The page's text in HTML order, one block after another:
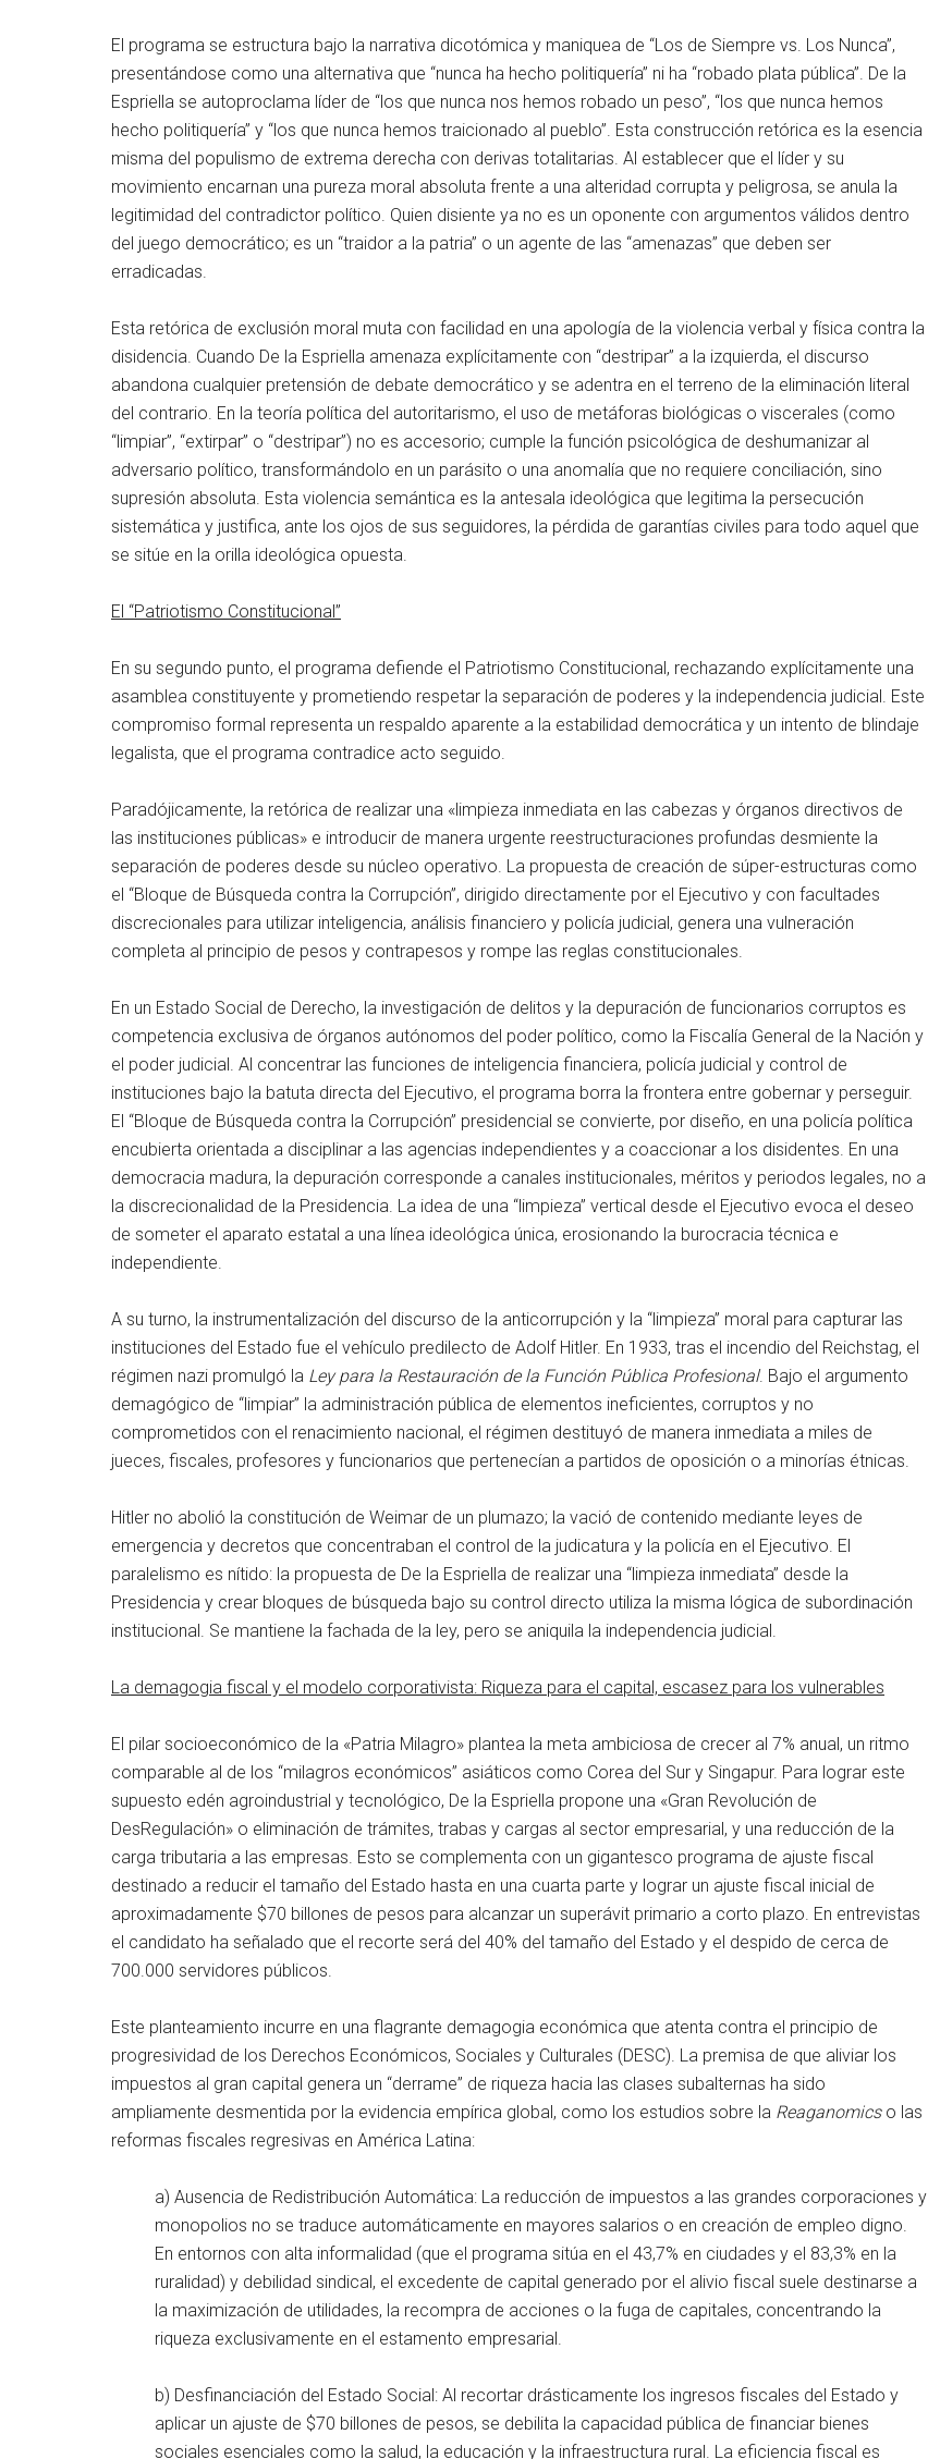
El programa se estructura bajo la narrativa dicotómica y maniquea de “Los de Siempre vs. Los Nunca”,
presentándose como una alternativa que “nunca ha hecho politiquería” ni ha “robado plata pública”. De la
Espriella se autoproclama líder de “los que nunca nos hemos robado un peso”, “los que nunca hemos
hecho politiquería” y “los que nunca hemos traicionado al pueblo”. Esta construcción retórica es la esencia
misma del populismo de extrema derecha con derivas totalitarias. Al establecer que el líder y su
movimiento encarnan una pureza moral absoluta frente a una alteridad corrupta y peligrosa, se anula la
legitimidad del contradictor político. Quien disiente ya no es un oponente con argumentos válidos dentro
del juego democrático; es un “traidor a la patria” o un agente de las “amenazas” que deben ser
erradicadas.
Esta retórica de exclusión moral muta con facilidad en una apología de la violencia verbal y física contra la
disidencia. Cuando De la Espriella amenaza explícitamente con “destripar” a la izquierda, el discurso
abandona cualquier pretensión de debate democrático y se adentra en el terreno de la eliminación literal
del contrario. En la teoría política del autoritarismo, el uso de metáforas biológicas o viscerales (como
“limpiar”, “extirpar” o “destripar”) no es accesorio; cumple la función psicológica de deshumanizar al
adversario político, transformándolo en un parásito o una anomalía que no requiere conciliación, sino
supresión absoluta. Esta violencia semántica es la antesala ideológica que legitima la persecución
sistemática y justifica, ante los ojos de sus seguidores, la pérdida de garantías civiles para todo aquel que
se sitúe en la orilla ideológica opuesta.
El “Patriotismo Constitucional”
En su segundo punto, el programa defiende el Patriotismo Constitucional, rechazando explícitamente una
asamblea constituyente y prometiendo respetar la separación de poderes y la independencia judicial. Este
compromiso formal representa un respaldo aparente a la estabilidad democrática y un intento de blindaje
legalista, que el programa contradice acto seguido.
Paradójicamente, la retórica de realizar una «limpieza inmediata en las cabezas y órganos directivos de
las instituciones públicas» e introducir de manera urgente reestructuraciones profundas desmiente la
separación de poderes desde su núcleo operativo. La propuesta de creación de súper-estructuras como
el “Bloque de Búsqueda contra la Corrupción”, dirigido directamente por el Ejecutivo y con facultades
discrecionales para utilizar inteligencia, análisis financiero y policía judicial, genera una vulneración
completa al principio de pesos y contrapesos y rompe las reglas constitucionales.
En un Estado Social de Derecho, la investigación de delitos y la depuración de funcionarios corruptos es
competencia exclusiva de órganos autónomos del poder político, como la Fiscalía General de la Nación y
el poder judicial. Al concentrar las funciones de inteligencia financiera, policía judicial y control de
instituciones bajo la batuta directa del Ejecutivo, el programa borra la frontera entre gobernar y perseguir.
El “Bloque de Búsqueda contra la Corrupción” presidencial se convierte, por diseño, en una policía política
encubierta orientada a disciplinar a las agencias independientes y a coaccionar a los disidentes. En una
democracia madura, la depuración corresponde a canales institucionales, méritos y periodos legales, no a
la discrecionalidad de la Presidencia. La idea de una “limpieza” vertical desde el Ejecutivo evoca el deseo
de someter el aparato estatal a una línea ideológica única, erosionando la burocracia técnica e
independiente.
A su turno, la instrumentalización del discurso de la anticorrupción y la “limpieza” moral para capturar las
instituciones del Estado fue el vehículo predilecto de Adolf Hitler. En 1933, tras el incendio del Reichstag, el
régimen nazi promulgó la Ley para la Restauración de la Función Pública Profesional. Bajo el argumento
demagógico de “limpiar” la administración pública de elementos ineficientes, corruptos y no
comprometidos con el renacimiento nacional, el régimen destituyó de manera inmediata a miles de
jueces, fiscales, profesores y funcionarios que pertenecían a partidos de oposición o a minorías étnicas.
Hitler no abolió la constitución de Weimar de un plumazo; la vació de contenido mediante leyes de
emergencia y decretos que concentraban el control de la judicatura y la policía en el Ejecutivo. El
paralelismo es nítido: la propuesta de De la Espriella de realizar una “limpieza inmediata” desde la
Presidencia y crear bloques de búsqueda bajo su control directo utiliza la misma lógica de subordinación
institucional. Se mantiene la fachada de la ley, pero se aniquila la independencia judicial.
La demagogia fiscal y el modelo corporativista: Riqueza para el capital, escasez para los vulnerables
El pilar socioeconómico de la «Patria Milagro» plantea la meta ambiciosa de crecer al 7% anual, un ritmo
comparable al de los “milagros económicos” asiáticos como Corea del Sur y Singapur. Para lograr este
supuesto edén agroindustrial y tecnológico, De la Espriella propone una «Gran Revolución de
DesRegulación» o eliminación de trámites, trabas y cargas al sector empresarial, y una reducción de la
carga tributaria a las empresas. Esto se complementa con un gigantesco programa de ajuste fiscal
destinado a reducir el tamaño del Estado hasta en una cuarta parte y lograr un ajuste fiscal inicial de
aproximadamente $70 billones de pesos para alcanzar un superávit primario a corto plazo. En entrevistas
el candidato ha señalado que el recorte será del 40% del tamaño del Estado y el despido de cerca de
700.000 servidores públicos.
Este planteamiento incurre en una flagrante demagogia económica que atenta contra el principio de
progresividad de los Derechos Económicos, Sociales y Culturales (DESC). La premisa de que aliviar los
impuestos al gran capital genera un “derrame” de riqueza hacia las clases subalternas ha sido
ampliamente desmentida por la evidencia empírica global, como los estudios sobre la Reaganomicso las
reformas fiscales regresivas en América Latina:
a) Ausencia de Redistribución Automática: La reducción de impuestos a las grandes corporaciones y
monopolios no se traduce automáticamente en mayores salarios o en creación de empleo digno.
En entornos con alta informalidad (que el programa sitúa en el 43,7% en ciudades y el 83,3% en la
ruralidad) y debilidad sindical, el excedente de capital generado por el alivio fiscal suele destinarse a
la maximización de utilidades, la recompra de acciones o la fuga de capitales, concentrando la
riqueza exclusivamente en el estamento empresarial.
b) Desfinanciación del Estado Social: Al recortar drásticamente los ingresos fiscales del Estado y
aplicar un ajuste de $70 billones de pesos, se debilita la capacidad pública de financiar bienes
sociales esenciales como la salud, la educación y la infraestructura rural. La eficiencia fiscal es